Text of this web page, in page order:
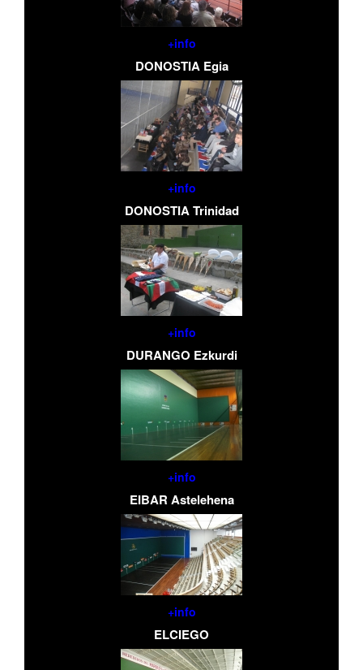
+info
DONOSTIA Egia
+info
DONOSTIA Trinidad
+info
DURANGO Ezkurdi
+info
EIBAR Astelehena
+info
ELCIEGO